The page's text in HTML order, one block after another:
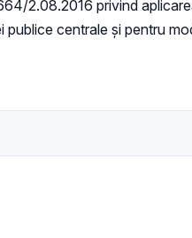
2.08.2016 privind
publice centrale şi pentru